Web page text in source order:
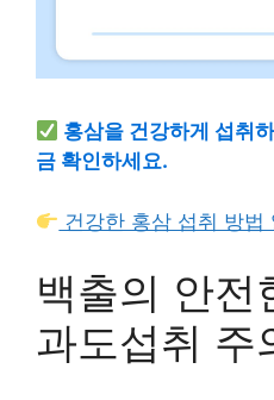
홍삼을 건강하게 섭취
금 확인하세요.
건강한 홍삼 섭취 방법
백출의 안전
과도섭취 주